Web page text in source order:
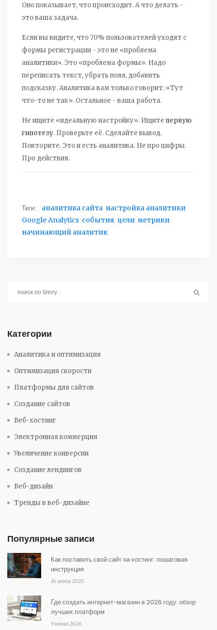
Оно показывает, что происходит. А что делать -
это ваша задача.
Если вы видите, что 70% пользователей уходят с
формы регистрации - это не «проблема
аналитики». Это «проблема формы». Надо
переписать текст, убрать поля, добавить
подсказку. Аналитика вам только говорит: «Тут
что-то не так». Остальное - ваша работа.
Не ищите «идеальную настройку». Ищите первую
гипотезу. Проверьте её. Сделайте вывод.
Повторите. Это и есть аналитика. Не про цифры.
Про действия.
Теги: аналитика сайта настройка аналитики
Google Analytics события цели метрики
начинающий аналитик
Категории
Аналитика и оптимизация
Оптимизация скорости
Платформы для сайтов
Создание сайтов
Веб-хостинг
Электронная коммерция
Увеличение конверсии
Создание лендингов
Веб-дизайн
Тренды в веб-дизайне
Популярные записи
Как поставить свой сайт на хостинг: пошаговая
инструкция
14 июня 2025
Где создать интернет-магазин в 2026 году: обзор
лучших платформ
9 июня 2026